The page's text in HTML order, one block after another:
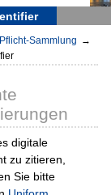
Sammlung →
digitale
zu zitieren,
Sie bitte